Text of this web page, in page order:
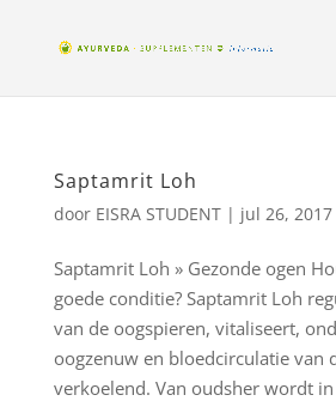
Saptamrit Loh
door EISRA STUDENT| jul 26, 2017
Saptamrit Loh » Gezonde ogen
goede conditie? Saptamrit Loh
van de oogspieren, vitaliseert,
oogzenuw en bloedcirculatie van
verkoelend. Van oudsher wordt